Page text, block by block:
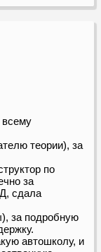
всему
теории), за
по
за
сдала
за подробную
автошколу, и